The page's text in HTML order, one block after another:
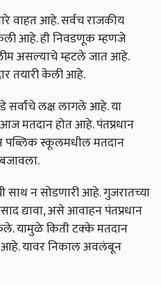
वाहत आहे. सर्वच राजकीय
केली आहे. ही निवडणूक म्हणजे
असल्याचे म्हटले जात आहे.
तयारी केली आहे.
सर्वांचे लक्ष लागले आहे. या
मतदान होत आहे. पंतप्रधान
पब्लिक स्कूलमधील मतदान
साथ न सोडणारी आहे. गुजरातच्या
द्यावा, असे आवाहन पंतप्रधान
यामुळे किती टक्के मतदान
आहे. यावर निकाल अवलंबून